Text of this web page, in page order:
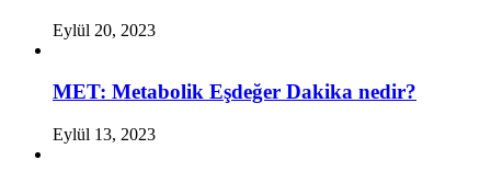
Eylül 20, 2023
MET: Metabolik Eşdeğer Dakika nedir?
Eylül 13, 2023